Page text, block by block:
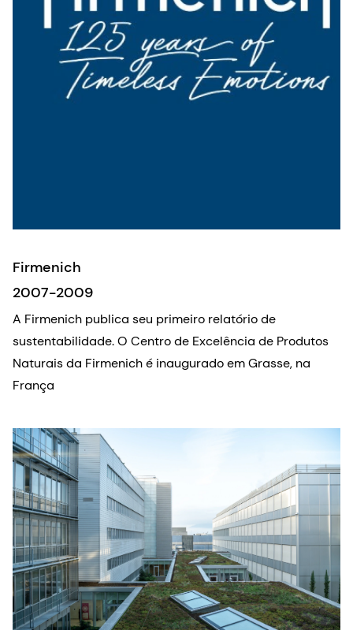
Firmenich
2007-2009
A Firmenich publica seu primeiro relatório de
sustentabilidade. O Centro de Excelência de Produtos
Naturais da Firmenich é inaugurado em Grasse, na
França